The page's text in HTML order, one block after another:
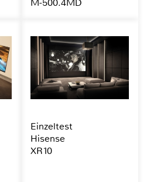
Einzeltest
Hisense
XR10